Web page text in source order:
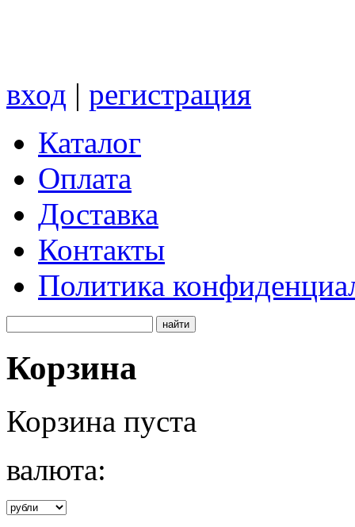
вход | регистрация
Каталог
Оплата
Доставка
Контакты
Политика
Корзина
Корзина пуста
валюта: